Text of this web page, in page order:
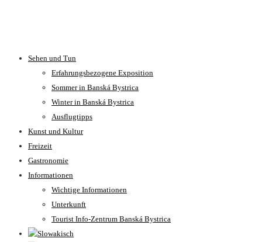
Sehen und Tun
Erfahrungsbezogene Exposition
Sommer in Banská Bystrica
Winter in Banská Bystrica
Ausflugtipps
Kunst und Kultur
Freizeit
Gastronomie
Informationen
Wichtige Informationen
Unterkunft
Tourist Info-Zentrum Banská Bystrica